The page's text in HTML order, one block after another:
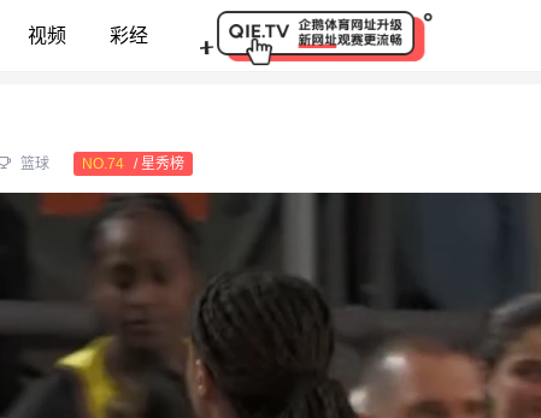
播-企鹅直播
视频 彩经
篮球 NO. 74 / 星秀榜